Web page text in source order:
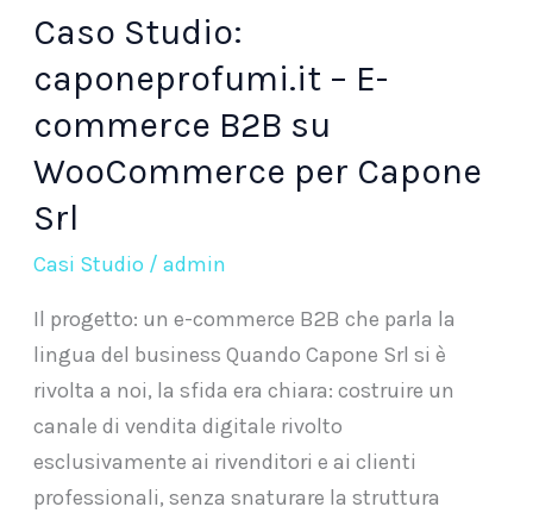
Caso Studio:
caponeprofumi.it – E-
commerce B2B su
WooCommerce per Capone
Srl
Casi Studio / admin
Il progetto: un e-commerce B2B che parla la
lingua del business Quando Capone Srl si è
rivolta a noi, la sfida era chiara: costruire un
canale di vendita digitale rivolto
esclusivamente ai rivenditori e ai clienti
professionali, senza snaturare la struttura
per
Srl